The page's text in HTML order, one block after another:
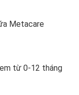
Metacare
từ 0-12 tháng